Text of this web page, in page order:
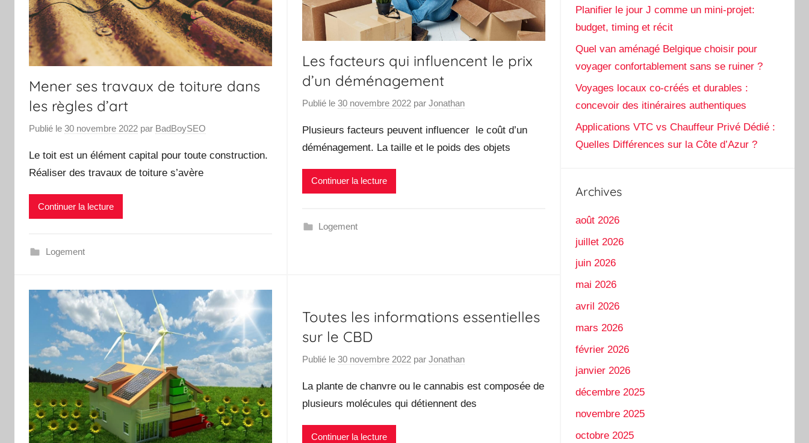
Mener ses travaux de toiture dans
les règles d’art
Publié le 30 novembre 2022 par BadBoySEO
Le toit est un élément capital pour toute construction.
Réaliser des travaux de toiture s’avère
Continuer la lecture
Logement
Les facteurs qui influencent le prix
d’un déménagement
Publié le 30 novembre 2022par Jonathan
Plusieurs facteurs peuvent influencer le coût d’un
déménagement. La taille et le poids des objets
Continuer la lecture
Logement
Toutes les informations essentielles
sur le CBD
Publié le 30 novembre 2022par Jonathan
La plante de chanvre ou le cannabis est composée de
plusieurs molécules qui détiennent des
Continuer la lecture
Planifier le jour J comme un mini-projet:
budget, timing et récit
Quel van aménagé Belgique choisir pour
voyager confortablement sans se ruiner ?
Voyages locaux co-créés et durables :
concevoir des itinéraires authentiques
Applications VTC vs Chauffeur Privé Dédié :
Quelles Différences sur la Côte d’Azur ?
Archives
août 2026
juillet 2026
juin 2026
mai 2026
avril 2026
mars 2026
février 2026
janvier 2026
décembre 2025
novembre 2025
octobre 2025